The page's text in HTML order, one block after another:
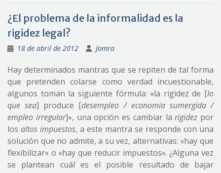
¿El problema de la informalidad es la
rigidez legal?
18 de abril de 2012 Jomra
Hay determinados mantras que se repiten de tal forma
que pretenden colarse como verdad incuestionable,
algunos toman la siguiente fórmula: «la rigidez de [lo
que sea] produce [desempleo / economía sumergida /
empleo irregular]», una opción es cambiar larigidez por
los altos impuestos, a este mantra se responde con una
solución que no admite, a su vez, alternativas: «hay que
flexibilizar» o «hay que reducir impuestos». ¿Alguna vez
se plantean cuál es el posible resultado de bajar